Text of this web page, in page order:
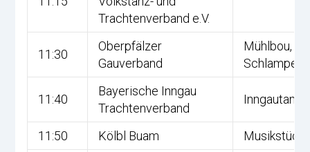
Trachtenverband e.V.
11:30
Oberpfälzer
Gauverband
Mühlbou,
11:40
Bayerische Inngau
Trachtenverband
Inngautanz
11:50 Kölbl Buam
Musikstück